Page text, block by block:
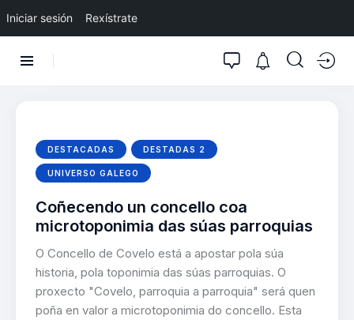
Iniciar sesión Rexístrate
DESTACADAS DESTADAS 2
UNIVERSO GALEGO
Coñecendo un concello coa
microtoponimia das súas parroquias
O Concello de Covelo está a apostar pola súa
historia, pola toponimia das súas parroquias. O
proxecto "Covelo, parroquia a parroquia" será quen
poña en valor a microtoponimia do concello. Esta